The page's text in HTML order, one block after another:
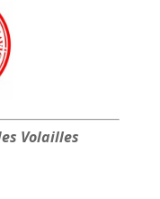
Volailles